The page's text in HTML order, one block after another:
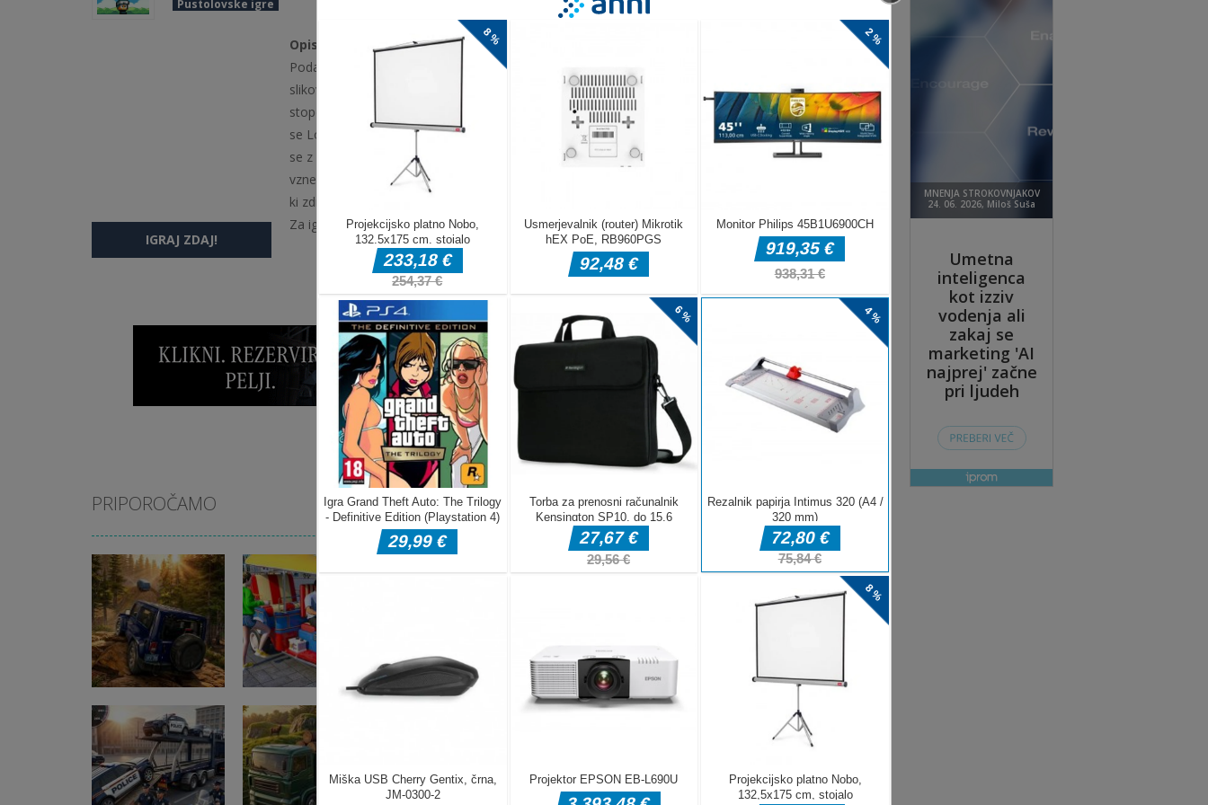
Pustolovske igre
Opis igre
Podajte se na vznemirljivo potovanje z »Low's Adventures 3«, očarljivo platformo za 2D
slikovne pike, ki povzdigne franšizo v nove višave! Ta del vključuje 32 natančno izdelanih
stopenj in uvaja inovativne elemente igranja, ki jih njegovi predhodniki niso videli. Pridružite
se Lowu v vizualno osupljivem svetu, polnem izzivov. Obvladajte nove sposobnosti, srečajte
se z edinstvenimi sovražniki, potopite se v nostalgijo slikovnih pik, medtem ko doživite
vznemirjenje svežih dogodivščin. Low's Adventures 3 obljublja nepozabno igralno izkušnjo,
ki združuje klasičen šarm z razburljivimi novimi funkcijami!
Za igranje kliknite z miško ali tapnite
IGRAJ ZDAJ!
PRIPOROČAMO
Pustolovske igre
Offroad Jeep
Simulation
Pustolovske igre
Tuk Tuk Auto
Rikshaw
Pustolovske igre
Oil Tanker Game
Pustolovske igre
Ramp Car Game
Taxi Parking
Driving